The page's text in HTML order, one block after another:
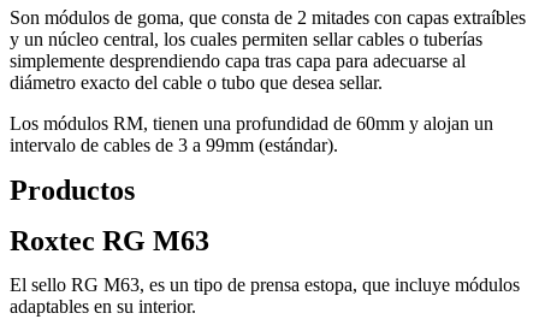
Son módulos de goma, que consta de 2 mitades con capas extraíbles
y un núcleo central, los cuales permiten sellar cables o tuberías
simplemente desprendiendo capa tras capa para adecuarse al
diámetro exacto del cable o tubo que desea sellar.
Los módulos RM, tienen una profundidad de 60mm y alojan un
intervalo de cables de 3 a 99mm (estándar).
Productos
Roxtec RG M63
El sello RG M63, es un tipo de prensa estopa, que incluye módulos
adaptables en su interior.